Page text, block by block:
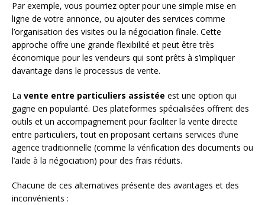
Par exemple, vous pourriez opter pour une simple mise en
ligne de votre annonce, ou ajouter des services comme
l’organisation des visites ou la négociation finale. Cette
approche offre une grande flexibilité et peut être très
économique pour les vendeurs qui sont prêts à s’impliquer
davantage dans le processus de vente.
La vente entre particuliers assistée est une option qui
gagne en popularité. Des plateformes spécialisées offrent des
outils et un accompagnement pour faciliter la vente directe
entre particuliers, tout en proposant certains services d’une
agence traditionnelle (comme la vérification des documents ou
l’aide à la négociation) pour des frais réduits.
Chacune de ces alternatives présente des avantages et des
inconvénients :